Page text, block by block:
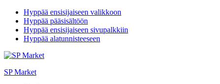
Hyppää ensisijaiseen valikkoon
Hyppää pääsisältöön
Hyppää ensisijaiseen sivupalkkiin
Hyppää alatunnisteeseen
SP Market